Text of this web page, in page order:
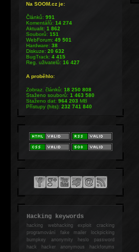
Na SOOM.cz je:
Článků:991
Komentářů:14 274
Aktualit:1 862
Souborů:151
WebForum:49 501
Hardware:38
Diskuze:20 632
BugTrack:4 415
Reg. uživatelů:16 427
A proběhlo:
Zobraz. článků:18 250 808
Staženo souborů:1 463 580
Staženo dat:964 203MB
Přístupy (hits):232 741 840
Hacking keywords
hackingwebhacking exploit cracking
programování fake mailer lockpicking
bumpkey anonymity heslo password
hackhacker anonymous hackforums